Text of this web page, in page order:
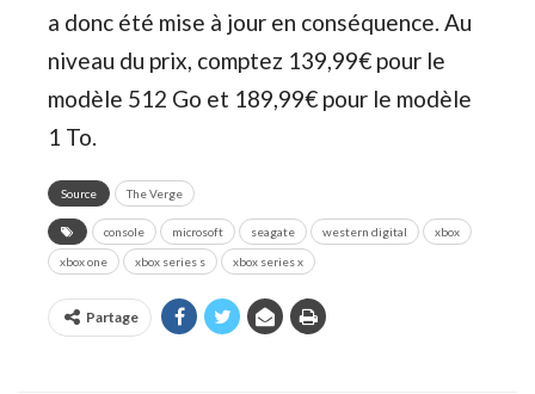
a donc été mise à jour en conséquence. Au
niveau du prix, comptez 139,99€ pour le
modèle 512 Go et 189,99€ pour le modèle
1 To.
Source The Verge
console microsoft seagate western digital xbox
xbox one xbox series s xbox series x
Partage